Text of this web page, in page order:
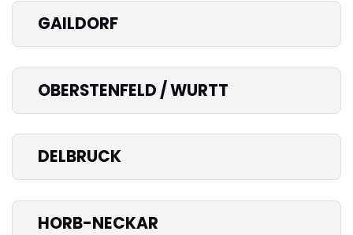
GAILDORF
OBERSTENFELD / WURTT
DELBRUCK
HORB-NECKAR